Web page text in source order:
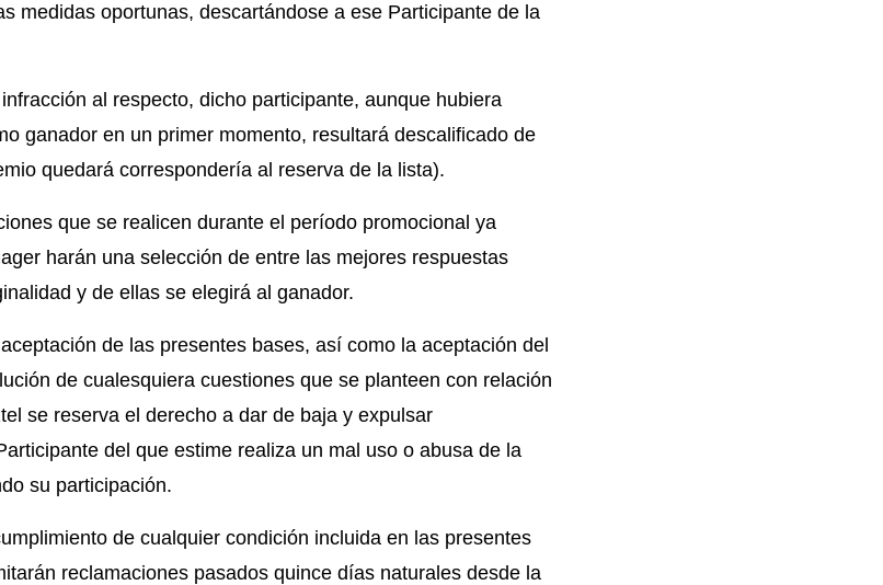
medidas oportunas, descartándose a ese Participante de la
al respecto, dicho participante, aunque hubiera
ganador en un primer momento, resultará descalificado de
quedará correspondería al reserva de la lista).
que se realicen durante el período promocional ya
harán una selección de entre las mejores respuestas
y de ellas se elegirá al ganador.
de las presentes bases, así como la aceptación del
de cualesquiera cuestiones que se planteen con relación
se reserva el derecho a dar de baja y expulsar
del que estime realiza un mal uso o abusa de la
su participación.
de cualquier condición incluida en las presentes
reclamaciones pasados quince días naturales desde la